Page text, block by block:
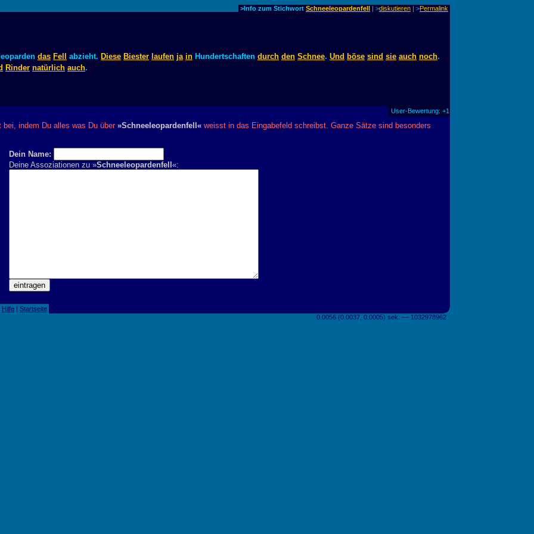
>Info zum Stichwort Schneeleopardenfell | >diskutieren | >Permalink
das Fell abzieht. Diese Biester laufen ja in Hundertschaften durch den Schnee. Und böse sind sie auch noch.
Rinder natürlich auch.
User-Bewertung: +1
indem Du alles was Du über »Schneeleopardenfell« weisst in das Eingabefeld schreibst. Ganze Sätze sind besonders
Dein Name:
Deine Assoziationen zu »Schneeleopardenfell «:
Hilfe | Startseite
0.0056 (0.0037, 0.0005) sek. –– 1032978962